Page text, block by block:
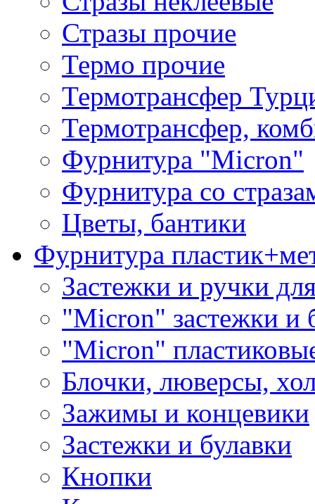
Стразы прочие
Термо прочие
Термотрансфер
Термотрансфер,
Фурнитура "Micron"
Фурнитура со
Цветы, бантики
Фурнитура
Застежки и ручки
"Micron" застежки и
"Micron"
Блочки, люверсы,
Зажимы и концевики
Застежки и булавки
Кнопки